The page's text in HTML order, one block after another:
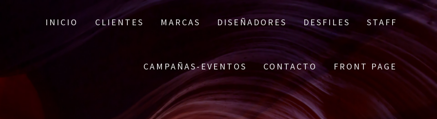
INICIO CLIENTES MARCAS DISEÑADORES DESFILES STAFF
CAMPAÑAS-EVENTOS CONTACTO FRONT PAGE